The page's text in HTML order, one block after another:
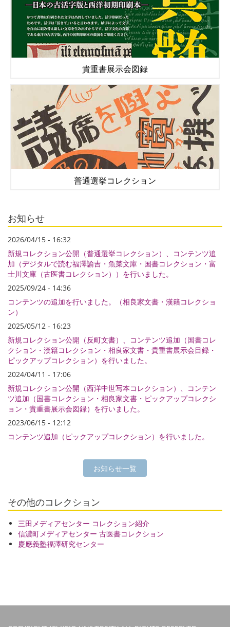
貴重書展示会図録
普通選挙コレクション
お知らせ
2026/04/15 - 16:32
新規コレクション公開（普通選挙コレクション）、コンテンツ追
加（デジタルで読む福澤諭吉・魚菜文庫・国書コレクション・富
士川文庫（古医書コレクション））を行いました。
2025/09/24 - 14:36
コンテンツの追加を行いました。（相良家文書・漢籍コレクショ
ン）
2025/05/12 - 16:23
新規コレクション公開（反町文書）、コンテンツ追加（国書コレ
クション・漢籍コレクション・相良家文書・貴重書展示会目録・
ピックアップコレクション）を行いました。
2024/04/11 - 17:06
新規コレクション公開（西洋中世写本コレクション）、コンテン
ツ追加（国書コレクション・相良家文書・ピックアップコレクシ
ョン・貴重書展示会図録）を行いました。
2023/06/15 - 12:12
コンテンツ追加（ピックアップコレクション）を行いました。
お知らせ一覧
その他のコレクション
三田メディアセンター コレクション紹介
信濃町メディアセンター 古医書コレクション
慶應義塾福澤研究センター